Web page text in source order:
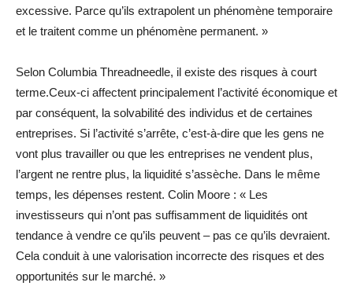
excessive. Parce qu’ils extrapolent un phénomène temporaire
et le traitent comme un phénomène permanent. »
Selon Columbia Threadneedle, il existe des risques à court
terme.Ceux-ci affectent principalement l’activité économique et
par conséquent, la solvabilité des individus et de certaines
entreprises. Si l’activité s’arrête, c’est-à-dire que les gens ne
vont plus travailler ou que les entreprises ne vendent plus,
l’argent ne rentre plus, la liquidité s’assèche. Dans le même
temps, les dépenses restent. Colin Moore : « Les
investisseurs qui n’ont pas suffisamment de liquidités ont
tendance à vendre ce qu’ils peuvent – pas ce qu’ils devraient.
Cela conduit à une valorisation incorrecte des risques et des
opportunités sur le marché. »